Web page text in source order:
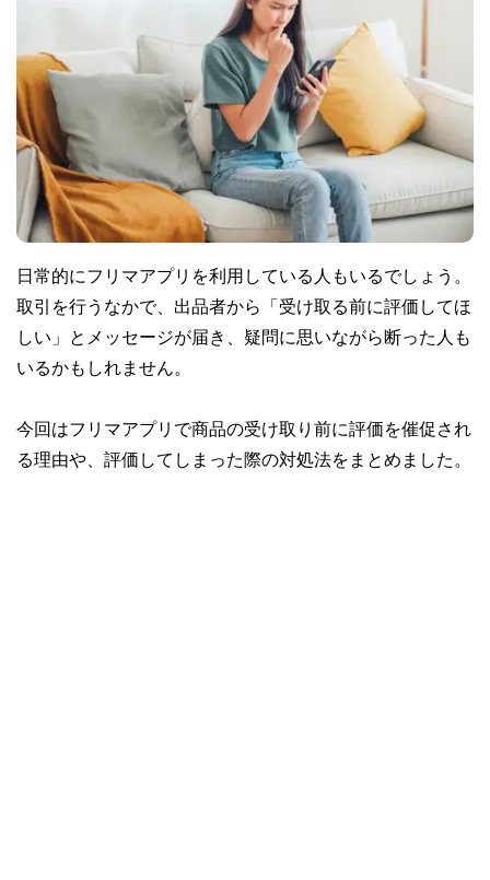
日常的にフリマアプリを利用している人もいるでしょう。
取引を行うなかで、出品者から「受け取る前に評価してほ
しい」とメッセージが届き、疑問に思いながら断った人も
いるかもしれません。
今回はフリマアプリで商品の受け取り前に評価を催促され
る理由や、評価してしまった際の対処法をまとめました。